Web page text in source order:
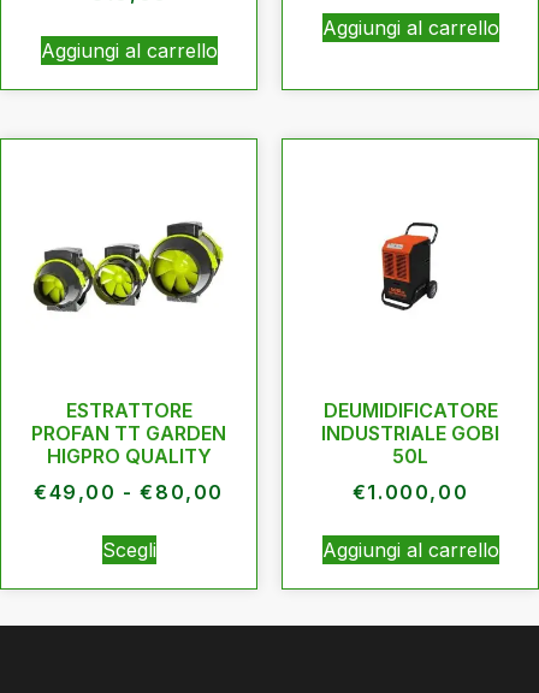
Aggiungi al carrello
Aggiungi al carrello
ESTRATTORE
PROFAN TT GARDEN
HIGPRO QUALITY
€49,00 - € 80,00
Scegli
DEUMIDIFICATORE
INDUSTRIALE GOBI
50L
€1.000,00
Aggiungi al carrello